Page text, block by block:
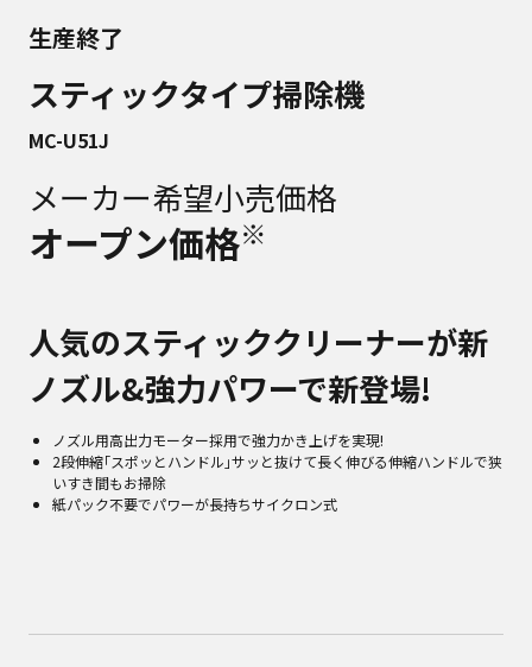
生産終了
スティックタイプ掃除機
MC-U51J
メーカー希望小売価格
オープン価格※
人気のスティッククリーナーが新
ノズル&強力パワーで新登場!
ノズル用高出力モーター採用で強力かき上げを実現!
2段伸縮｢スポッとハンドル｣サッと抜けて長く伸びる伸縮ハンドルで狭
いすき間もお掃除
紙パック不要でパワーが長持ちサイクロン式